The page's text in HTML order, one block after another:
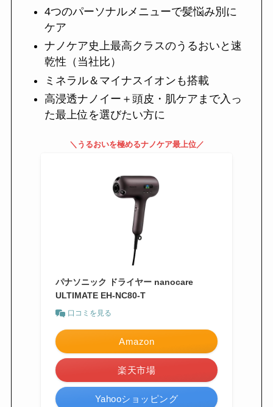
4つのパーソナルメニューで髪悩み別に
ケア
ナノケア史上最高クラスのうるおいと速
乾性（当社比）
ミネラル＆マイナスイオンも搭載
高浸透ナノイー＋頭皮・肌ケアまで入っ
た最上位を選びたい方に
＼うるおいを極めるナノケア最上位／
パナソニック ドライヤー nanocare
ULTIMATE EH-NC80-T
口コミを見る
Amazon
楽天市場
Yahooショッピング